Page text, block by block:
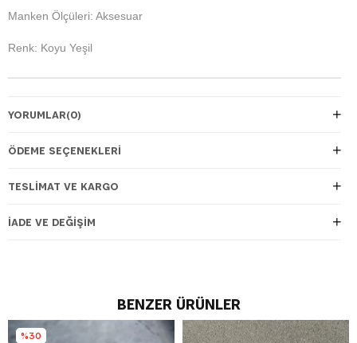
Manken Ölçüleri: Aksesuar
Renk: Koyu Yeşil
YORUMLAR(0)
ÖDEME SEÇENEKLERI
TESLIMAT VE KARGO
İADE VE DEĞIŞIM
BENZER ÜRÜNLER
%30